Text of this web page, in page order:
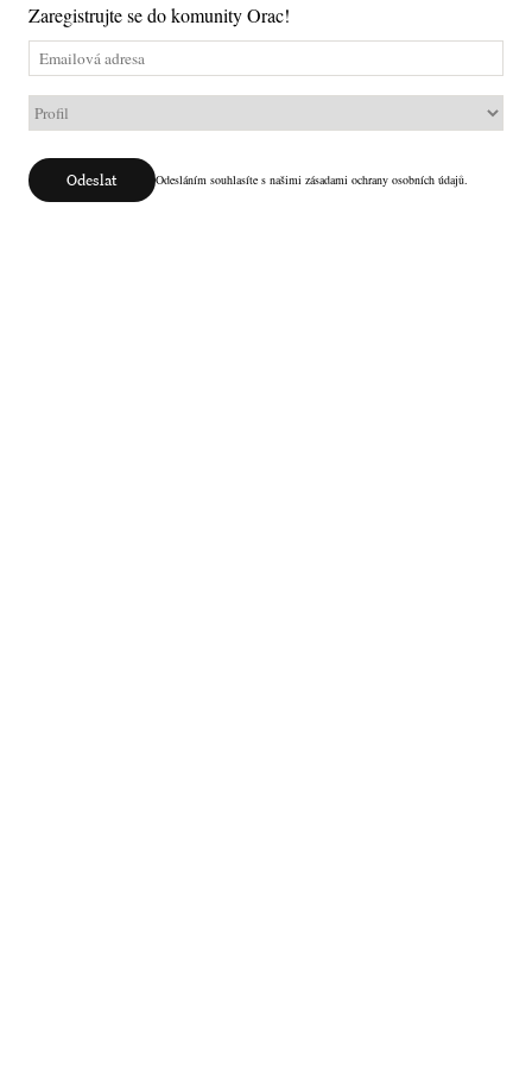
Zaregistrujte se do komunity Orac!
Odeslat Odesláním souhlasíte s našimi zásadami ochrany osobních údajů.